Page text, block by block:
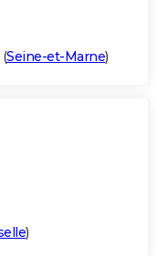
(Seine-et-Marne)
)